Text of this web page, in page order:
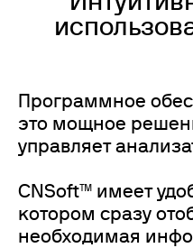
Программное
это мощное
управляет
CNSoft™ имеет
котором сразу
необходимая